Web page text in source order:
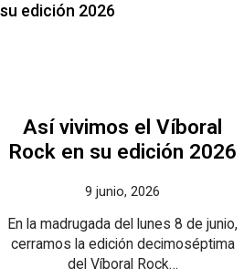
Así vivimos el Víboral
Rock en su edición 2026
9 junio, 2026
En la madrugada del lunes 8 de junio,
cerramos la edición decimoséptima
del Víboral Rock…